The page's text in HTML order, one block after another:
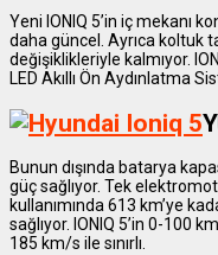
Yeni IONIQ 5’in iç mekanı
daha güncel. Ayrıca koltuk
değişiklikleriyle kalmıyor.
LED Akıllı Ön Aydınlatma
Bunun dışında batarya
güç sağlıyor. Tek
kullanımında 613 km’ye
sağlıyor. IONIQ 5’in 0-100
185 km/s ile sınırlı.